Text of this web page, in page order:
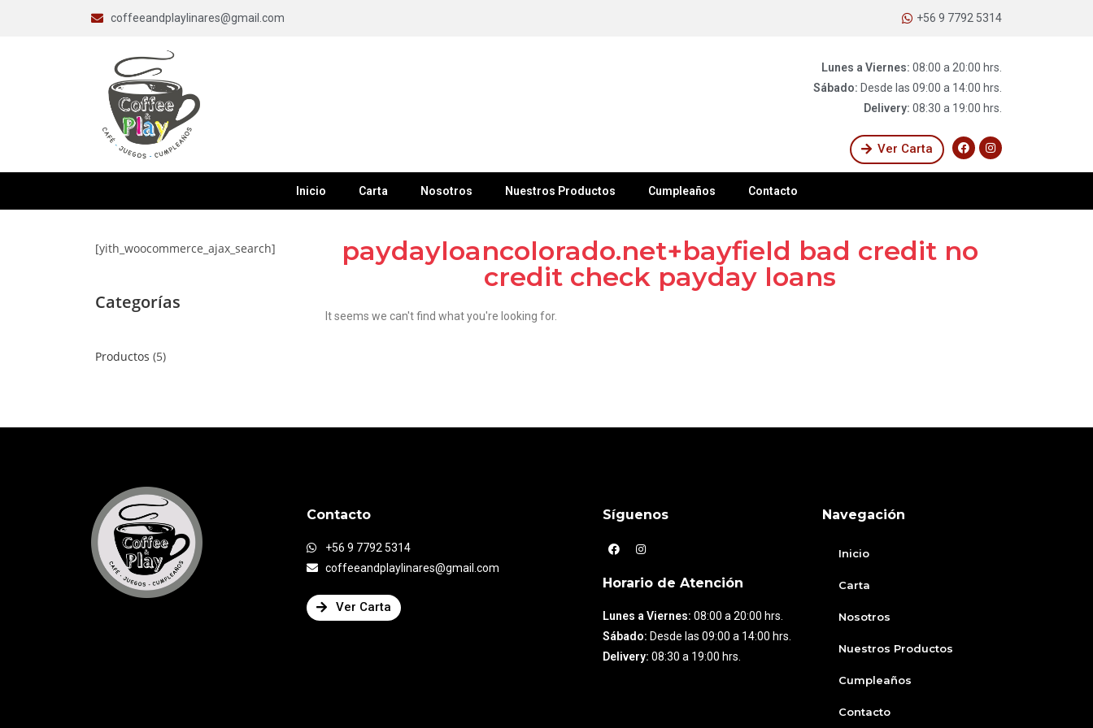
coffeeandplaylinares@gmail.com +56 9 7792 5314
Lunes a Viernes: 08:00 a 20:00 hrs.
Sábado: Desde las 09:00 a 14:00 hrs.
Delivery: 08:30 a 19:00 hrs.
Ver Carta
Inicio Carta Nosotros Nuestros Productos Cumpleaños Contacto
[yith_woocommerce_ajax_search]
Categorías
Productos 5
paydayloancolorado.net+bayfield bad credit no
credit check payday loans
It seems we can't find what you're looking for.
Contacto
+56 9 7792 5314
coffeeandplaylinares@gmail.com
Ver Carta
Síguenos
Horario de Atención
Lunes a Viernes: 08:00 a 20:00 hrs.
Sábado: Desde las 09:00 a 14:00 hrs.
Delivery: 08:30 a 19:00 hrs.
Navegación
Inicio
Carta
Nosotros
Nuestros Productos
Cumpleaños
Contacto